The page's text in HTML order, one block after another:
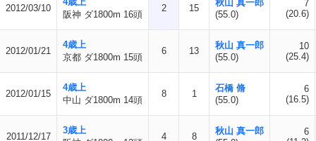
2012/03/10
阪神 ダ1800m 16頭
2 15
秋山 真一郎
(55.0)
7
(20.6)
2012/01/21
4歳上
京都 ダ1800m 15頭
6 13
秋山 真一郎
(55.0)
10
(25.4)
2012/01/15
4歳上
中山 ダ1800m 14頭
8 1
石橋 脩
(55.0)
6
(16.5)
2011/12/17
3歳上
4 8
秋山 真一郎
6